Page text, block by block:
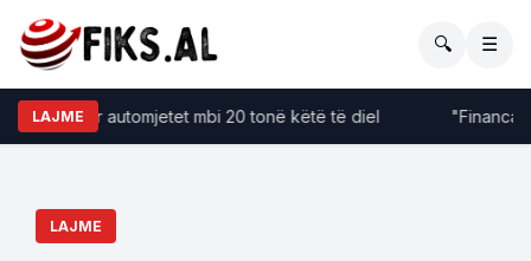
🔍 ☰
LAJME
për automjetet mbi 20 tonë këtë të diel "Financat
LAJME